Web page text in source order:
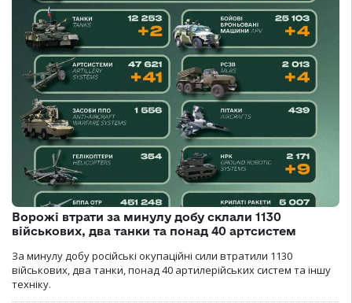
Ворожі втрати за минулу добу склали 1130
військових, два танки та понад 40 артсистем
За минулу добу російські окупаційні сили втратили 1130
військових, два танки, понад 40 артилерійських систем та іншу
техніку.